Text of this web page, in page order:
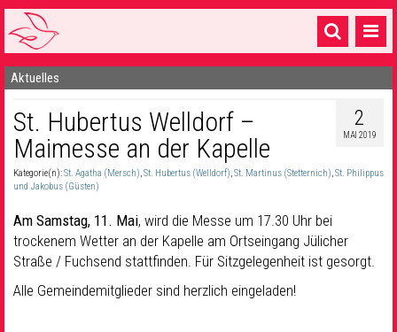
Startseite
1 Pfarrei
16 Gemeinden & mehr
Gottesdienste & Sinnsuche
Sakramente & Feste
Gemeinschaft & Soziales
Musik & Kultur
Aktuelles
2
MAI 2019
St. Hubertus Welldorf –
Maimesse an der Kapelle
Kategorie(n):St. Agatha (Mersch),St. Hubertus (Welldorf),St. Martinus (Stetternich),St. Philippus
und Jakobus (Güsten)
Am Samstag, 11. Mai, wird die Messe um 17.30 Uhr bei
trockenem Wetter an der Kapelle am Ortseingang Jülicher
Straße / Fuchsend stattfinden. Für Sitzgelegenheit ist gesorgt.
Alle Gemeindemitglieder sind herzlich eingeladen!